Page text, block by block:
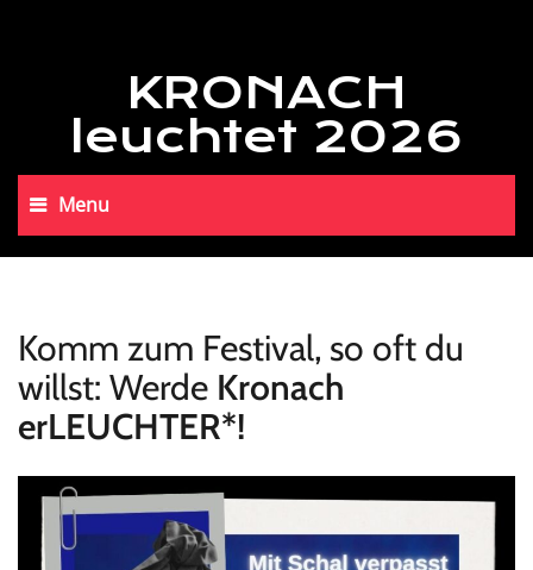
KRONACH
leuchtet 2026
Menu
Komm zum Festival, so oft du
willst: Werde Kronach
erLEUCHTER*!